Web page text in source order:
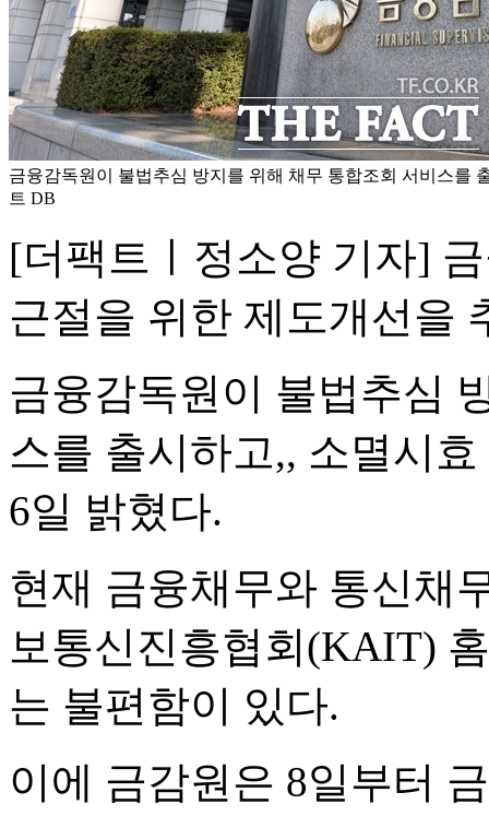
금융감독원이 불법추심 방지를 위해 채무 통합조회 서비스를
트 DB
[더팩트ㅣ정소양 기자]
근절을 위한 제도개선을
금융감독원이 불법추심
스를 출시하고,, 소멸시
6일 밝혔다.
현재 금융채무와 통신채
보통신진흥협회(KAIT)
는 불편함이 있다.
이에 금감원은 8일부터